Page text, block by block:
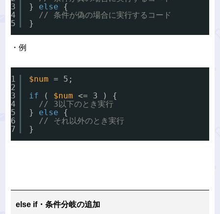
3
4
5
} else
{
// 条件が偽の場合に実行するコード
}
・例
1
2
3
4
5
6
7
$num = 5;
if
( $num <= 3 ) {
// 3以下のとき実行
} else
{
// それ以外のとき実行
}
else if・条件分岐の追加